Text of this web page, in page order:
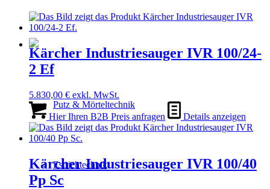
Putz & Mörteltechnik
Estrichtechnik
Kärcher Industriesauger IVR 100/24-
2 Ef
5.830,00 € exkl. MwSt.
Hier Ihren B2B Preis anfragen Details anzeigen
Kärcher Industriesauger IVR 100/40
Pp Sc